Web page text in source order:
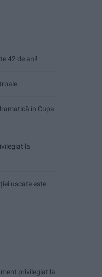
42 de ani!
în Cupa
la
uscate este
privilegiat la